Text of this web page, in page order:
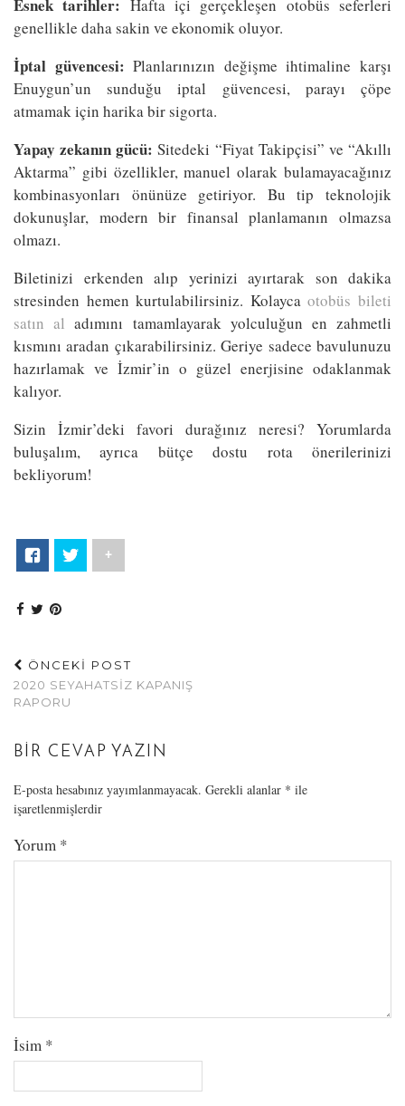
Esnek tarihler: Hafta içi gerçekleşen otobüs seferleri
genellikle daha sakin ve ekonomik oluyor.
İptal güvencesi:Planlarınızın değişme ihtimaline karşı
Enuygun’un sunduğu iptal güvencesi, parayı çöpe
atmamak için harika bir sigorta.
Yapay zekanın gücü:Sitedeki “Fiyat Takipçisi” ve “Akıllı
Aktarma” gibi özellikler, manuel olarak bulamayacağınız
kombinasyonları önünüze getiriyor. Bu tip teknolojik
dokunuşlar, modern bir finansal planlamanın olmazsa
olmazı.
Biletinizi erkenden alıp yerinizi ayırtarak son dakika
stresinden hemen kurtulabilirsiniz. Kolaycaotobüs bileti
satın al adımını tamamlayarak yolculuğun en zahmetli
kısmını aradan çıkarabilirsiniz. Geriye sadece bavulunuzu
hazırlamak ve İzmir’in o güzel enerjisine odaklanmak
kalıyor.
Sizin İzmir’deki favori durağınız neresi? Yorumlarda
buluşalım, ayrıca bütçe dostu rota önerilerinizi
bekliyorum!
+
ÖNCEKİ POST
2020 SEYAHATSIZ KAPANIŞ
RAPORU
BIR CEVAP YAZIN
E-posta hesabınız yayımlanmayacak. Gerekli alanlar * ile
işaretlenmişlerdir
Yorum *
İsim *